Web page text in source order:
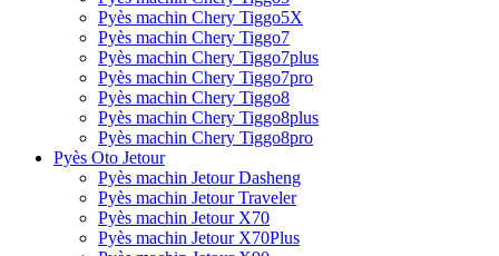
Pyès machin Chery Tiggo5X
Pyès machin Chery Tiggo7
Pyès machin Chery Tiggo7plus
Pyès machin Chery Tiggo7pro
Pyès machin Chery Tiggo8
Pyès machin Chery Tiggo8plus
Pyès machin Chery Tiggo8pro
Pyès Oto Jetour
Pyès machin Jetour Dasheng
Pyès machin Jetour Traveler
Pyès machin Jetour X70
Pyès machin Jetour X70Plus